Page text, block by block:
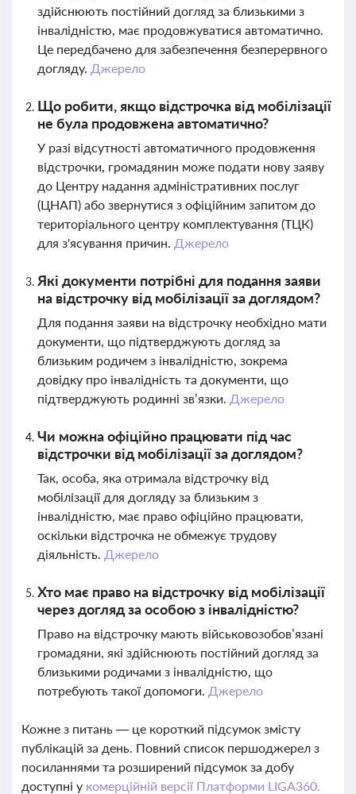
здійснюють постійний догляд за близькими з
інвалідністю, має продовжуватися автоматично.
Це передбачено для забезпечення безперервного
догляду. Джерело
Що робити, якщо відстрочка від мобілізації
не була продовжена автоматично?
У разі відсутності автоматичного продовження
відстрочки, громадянин може подати нову заяву
до Центру надання адміністративних послуг
(ЦНАП) або звернутися з офіційним запитом до
територіального центру комплектування (ТЦК)
для з'ясування причин. Джерело
Які документи потрібні для подання заяви
на відстрочку від мобілізації за доглядом?
Для подання заяви на відстрочку необхідно мати
документи, що підтверджують догляд за
близьким родичем з інвалідністю, зокрема
довідку про інвалідність та документи, що
підтверджують родинні зв’язки. Джерело
Чи можна офіційно працювати під час
відстрочки від мобілізації за доглядом?
Так, особа, яка отримала відстрочку від
мобілізації для догляду за близьким з
інвалідністю, має право офіційно працювати,
оскільки відстрочка не обмежує трудову
діяльність. Джерело
Хто має право на відстрочку від мобілізації
через догляд за особою з інвалідністю?
Право на відстрочку мають військовозобов’язані
громадяни, які здійснюють постійний догляд за
близькими родичами з інвалідністю, що
потребують такої допомоги. Джерело
Кожне з питань — це короткий підсумок змісту
публікацій за день. Повний список першоджерел з
посиланнями та розширений підсумок за добу
доступні у комерційній версії Платформи LIGA360.